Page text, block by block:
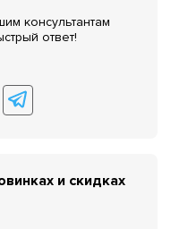
консультантам
ответ!
и скидках